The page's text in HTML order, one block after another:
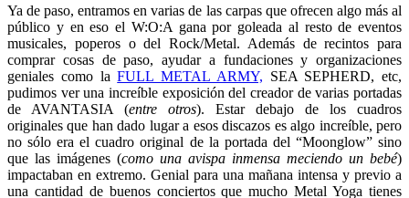
Ya de paso, entramos en varias de las carpas que ofrecen algo más al
público y en eso el W:O:A gana por goleada al resto de eventos
musicales, poperos o del Rock/Metal. Además de recintos para
comprar cosas de paso, ayudar a fundaciones y organizaciones
geniales como laFULL METAL ARMY, SEA SEPHERD, etc,
pudimos ver una increíble exposición del creador de varias portadas
de AVANTASIA (entre otros). Estar debajo de los cuadros
originales que han dado lugar a esos discazos es algo increíble, pero
no sólo era el cuadro original de la portada del “Moonglow” sino
que las imágenes (como una avispa inmensa meciendo un bebé)
impactaban en extremo. Genial para una mañana intensa y previo a
una cantidad de buenos conciertos que mucho Metal Yoga tienes